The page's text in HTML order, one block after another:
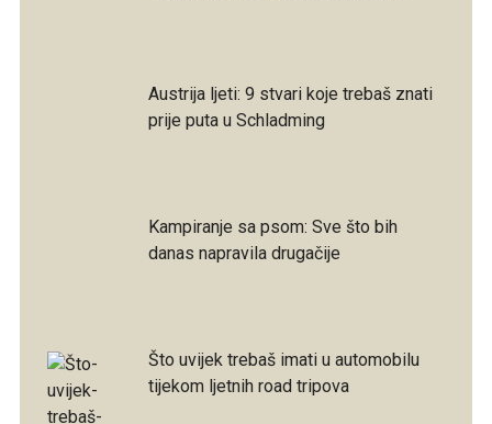
Austrija ljeti: 9 stvari koje trebaš znati
prije puta u Schladming
Kampiranje sa psom: Sve što bih
danas napravila drugačije
Što uvijek trebaš imati u automobilu
tijekom ljetnih road tripova